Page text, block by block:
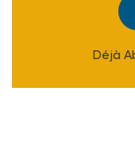
Déjà